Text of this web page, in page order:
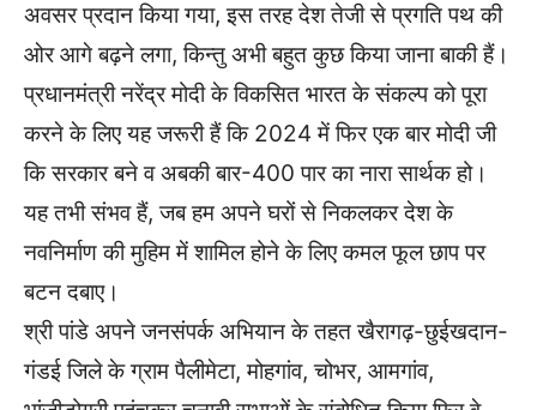
अवसर प्रदान किया गया, इस तरह देश तेजी से प्रगति पथ की
ओर आगे बढ़ने लगा, किन्तु अभी बहुत कुछ किया जाना बाकी हैं।
प्रधानमंत्री नरेंद्र मोदी के विकसित भारत के संकल्प को पूरा
करने के लिए यह जरूरी हैं कि 2024 में फिर एक बार मोदी जी
कि सरकार बने व अबकी बार-400 पार का नारा सार्थक हो।
यह तभी संभव हैं, जब हम अपने घरों से निकलकर देश के
नवनिर्माण की मुहिम में शामिल होने के लिए कमल फूल छाप पर
बटन दबाए।
श्री पांडे अपने जनसंपर्क अभियान के तहत खैरागढ़-छुईखदान-
गंडई जिले के ग्राम पैलीमेटा, मोहगांव, चोभर, आमगांव,